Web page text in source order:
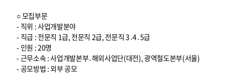
○ 모집부문
- 직위 : 사업개발분야
- 직급 : 전문직 1급, 전문직 2급, 전문직 3․4․5급
- 인원 : 20명
- 근무소속 : 사업개발본부․해외사업단(대전), 광역철도본부(서울)
- 공모방법 : 외부 공모